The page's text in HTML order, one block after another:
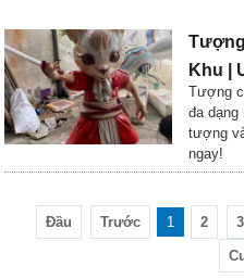
Khu |
Tượng
đa dạng
tượng
ngay!
Đầu Trước 1 2 3